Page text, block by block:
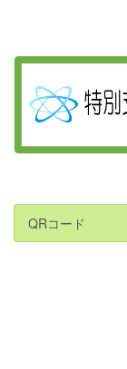
QRコード